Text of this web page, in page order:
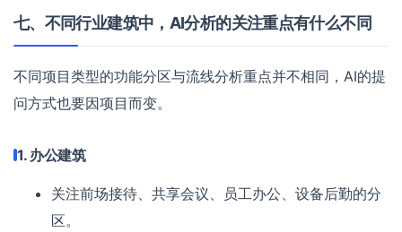
七、不同行业建筑中，AI分析的关注重点有什么不同
不同项目类型的功能分区与流线分析重点并不相同，AI的提
问方式也要因项目而变。
1. 办公建筑
关注前场接待、共享会议、员工办公、设备后勤的分
区。